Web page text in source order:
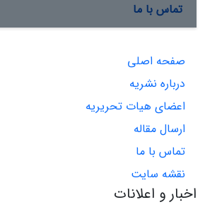
تماس با ما
صفحه اصلی
درباره نشریه
اعضای هیات تحریریه
ارسال مقاله
تماس با ما
نقشه سایت
اخبار و اعلانات